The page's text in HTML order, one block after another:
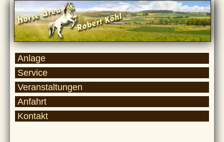
Anlage
Service
Veranstaltungen
Anfahrt
Kontakt